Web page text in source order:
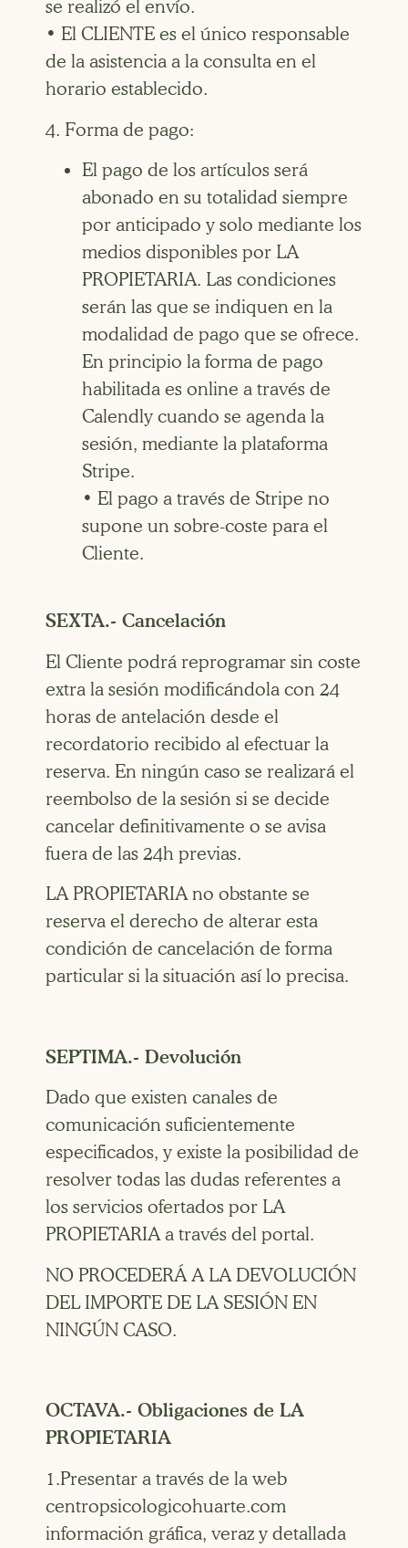
se realizó el envío.
• El CLIENTE es el único responsable
de la asistencia a la consulta en el
horario establecido.
4. Forma de pago:
El pago de los artículos será
abonado en su totalidad siempre
por anticipado y solo mediante los
medios disponibles por LA
PROPIETARIA. Las condiciones
serán las que se indiquen en la
modalidad de pago que se ofrece.
En principio la forma de pago
habilitada es online a través de
Calendly cuando se agenda la
sesión, mediante la plataforma
Stripe.
• El pago a través de Stripe no
supone un sobre-coste para el
Cliente.
SEXTA.- Cancelación
El Cliente podrá reprogramar sin coste
extra la sesión modificándola con 24
horas de antelación desde el
recordatorio recibido al efectuar la
reserva. En ningún caso se realizará el
reembolso de la sesión si se decide
cancelar definitivamente o se avisa
fuera de las 24h previas.
LA PROPIETARIA no obstante se
reserva el derecho de alterar esta
condición de cancelación de forma
particular si la situación así lo precisa.
SEPTIMA.- Devolución
Dado que existen canales de
comunicación suficientemente
especificados, y existe la posibilidad de
resolver todas las dudas referentes a
los servicios ofertados por LA
PROPIETARIA a través del portal.
NO PROCEDERÁ A LA DEVOLUCIÓN
DEL IMPORTE DE LA SESIÓN EN
NINGÚN CASO.
OCTAVA.- Obligaciones de LA
PROPIETARIA
1.Presentar a través de la web
centropsicologicohuarte.com
información gráfica, veraz y detallada